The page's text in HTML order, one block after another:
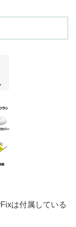
は付属している